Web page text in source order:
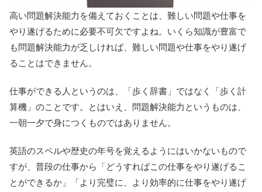
高い問題解決能力を備えておくことは、難しい問題や仕事を
やり遂げるために必要不可欠ですよね。いくら知識が豊富で
も問題解決能力が乏しければ、難しい問題や仕事をやり遂げ
ることはできません。
仕事ができる人というのは、「歩く辞書」ではなく「歩く計
算機」のことです。とはいえ、問題解決能力というものは、
一朝一夕で身につくものではありません。
英語のスペルや歴史の年号を覚えるようにはいかないもので
すが、普段の仕事から「どうすればこの仕事をやり遂げるこ
とができるか」「より完璧に、より効率的に仕事をやり遂げ